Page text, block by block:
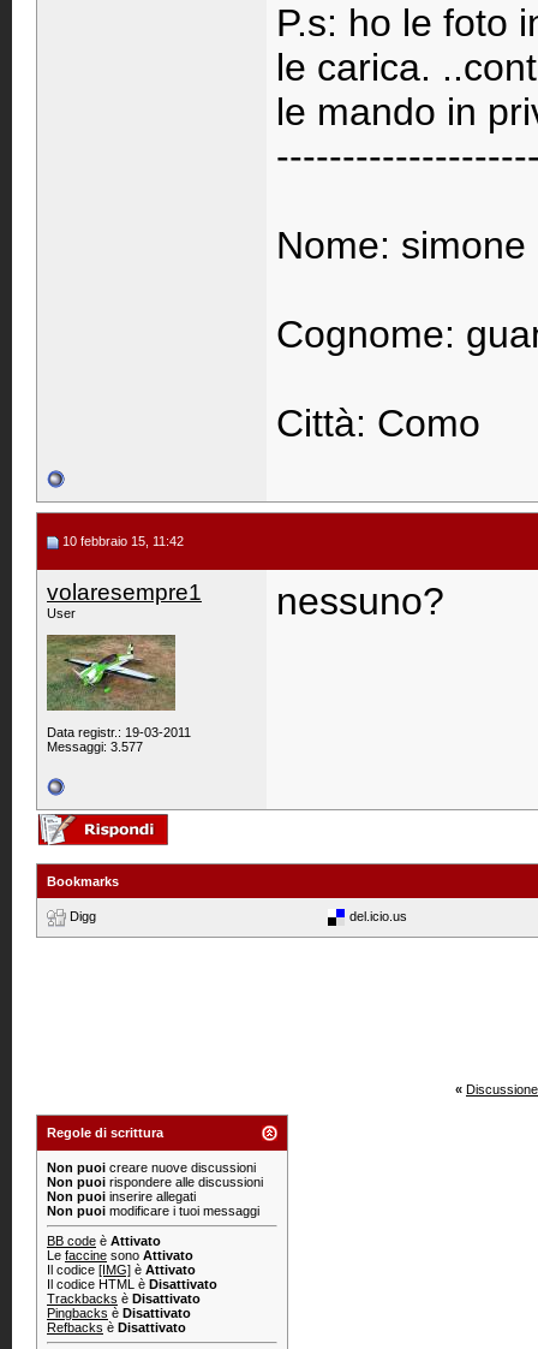
P.s: ho le foto
le carica.
le mando in
Nome: simone
Cognome:
Città: Como
10 febbraio 15, 11:42
volaresempre1
User
Data registr.: 19-03-2011
Messaggi: 3.577
nessuno?
Bookmarks
Digg del.icio.us
«
Regole di scrittura
Non puoi creare nuove discussioni
Non puoi rispondere alle discussioni
Non puoi inserire allegati
Non puoi modificare i tuoi messaggi
BB code è Attivato
Le faccine sono Attivato
Il codice [IMG] è Attivato
Il codice HTML è Disattivato
Trackbacks è Disattivato
Pingbacks è Disattivato
Refbacks è Disattivato